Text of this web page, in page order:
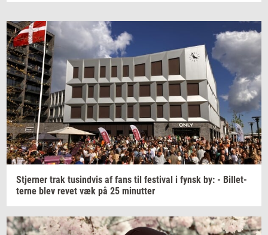
Stjer­ner trak tu­sind­vis af fans til festi­val i fynsk by: - Bil­let­
ter­ne blev revet væk på 25 mi­nut­ter